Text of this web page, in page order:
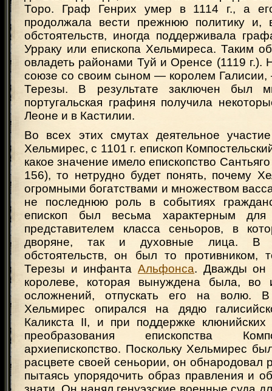
Торо. Граф Генрих умер в 1114 г., а
продолжала вести прежнюю политику и,
обстоятельств, иногда поддерживала
Урраку или епископа Хельмиреса. Таким
овладеть районами Туй и Оренсе (1119 г.).
союзе со своим сыном — королем Галисии,
Терезы. В результате заключен был
португальская графиня получила
Леоне и в Кастилии.
Во всех этих смутах деятельное
Хельмирес, с 1101 г. епископ
какое значение имело епископство
156), то нетрудно будет понять, почему
огромными богатствами и множеством
не последнюю роль в событиях
епископ был весьма характерным для
представителем класса сеньоров, в
дворяне, так и духовные лица. В
обстоятельств, он был то противником,
Терезы и инфанта Альфонса. Дважды он
королеве, которая вынуждена была, во
осложнений, отпускать его на волю. В
Хельмирес опирался на дядю
Каликста II, и при поддержке
преобразования епископства
архиепископство. Поскольку Хельмирес
расцвете своей сеньории, он обнародовал
пытаясь упорядочить образ правления и